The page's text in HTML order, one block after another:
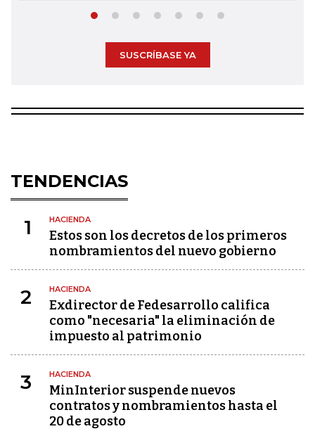
SUSCRÍBASE YA
TENDENCIAS
1 HACIENDA
Estos son los decretos de los primeros
nombramientos del nuevo gobierno
2 HACIENDA
Exdirector de Fedesarrollo califica
como "necesaria" la eliminación de
impuesto al patrimonio
3 HACIENDA
MinInterior suspende nuevos
contratos y nombramientos hasta el
20 de agosto